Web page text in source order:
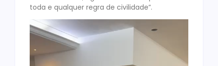
toda e qualquer regra de civilidade”.